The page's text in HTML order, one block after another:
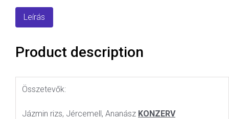
Leírás
Product description
Összetevők:
Jázmin rizs, Jércemell, Ananász KONZERV